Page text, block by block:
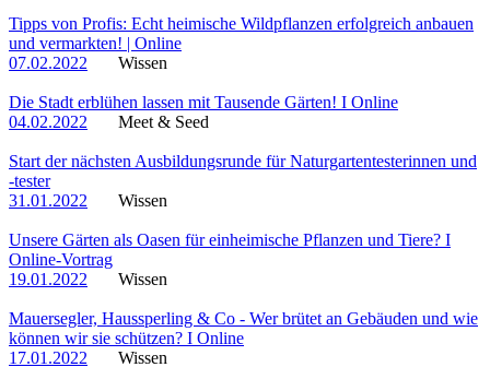
Tipps von Profis: Echt heimische Wildpflanzen erfolgreich anbauen
und vermarkten! | Online
07.02.2022
Wissen
Die Stadt erblühen lassen mit Tausende Gärten! I Online
04.02.2022
Meet & Seed
Start der nächsten Ausbildungsrunde für Naturgartentesterinnen und
-tester
31.01.2022
Wissen
Unsere Gärten als Oasen für einheimische Pflanzen und Tiere? I
Online-Vortrag
19.01.2022
Wissen
Mauersegler, Haussperling & Co - Wer brütet an Gebäuden und wie
können wir sie schützen? I Online
17.01.2022
Wissen